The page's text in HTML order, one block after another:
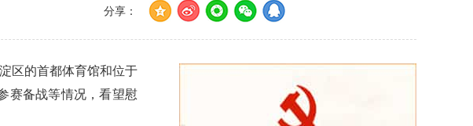
分享：
区的首都体育馆和位于
赛备战等情况，看望慰